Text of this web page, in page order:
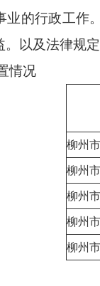
业的行政工作
以及法律规定
情况
柳州
柳州
柳州
柳州
柳州